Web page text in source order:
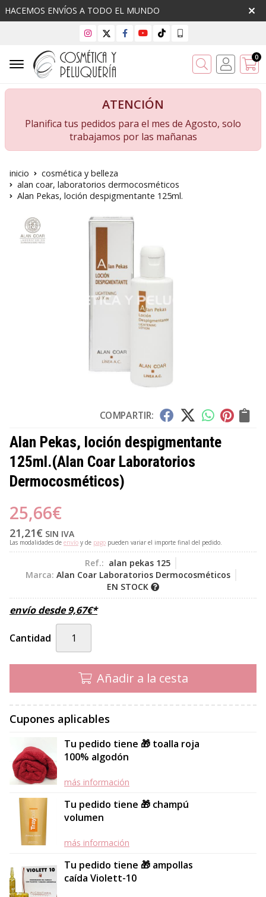
HACEMOS ENVÍOS A TODO EL MUNDO
Buscar 0
ATENCIÓN
Planifica tus pedidos para el mes de Agosto, solo
trabajamos por las mañanas
inicio
cosmética y belleza
alan coar, laboratorios dermocosméticos
Alan Pekas, loción despigmentante 125ml.
COMPARTIR:
Alan Pekas, loción despigmentante
125ml.(Alan Coar Laboratorios
Dermocosméticos)
25,66€
21,21€ SIN IVA
Las modalidades de envío y de pago pueden variar el importe final del pedido.
Ref.: alan pekas 125
Marca: Alan Coar Laboratorios Dermocosméticos
EN STOCK
envío desde9,67€*
Cantidad
Añadir a la cesta
Cupones aplicables
Tu pedido tiene 🎁 toalla roja
100% algodón
más información
Tu pedido tiene 🎁 champú
volumen
más información
Tu pedido tiene 🎁 ampollas
caída Violett-10